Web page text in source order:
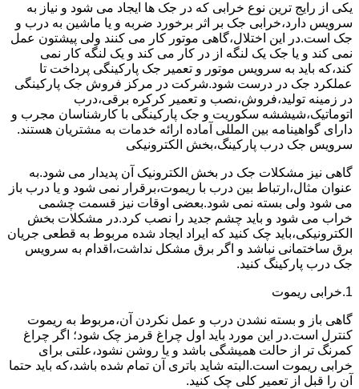
یکی از رایج ترین نوع خرابی که در جک ها ایجاد می شود و نیاز به
سرویس دارد،خرابی جک بر اثر برخورد ضربه و یا ماشین به درب و
جک است.در این اختلال،گاهی موتور کار می کنند ولی پیشتون عمل
نمی کند و یا جک یک لنگه از در کار می کند و یک لنگه کار نمی
کند،که باید به سرویس موتور و تعمیر جک پارکینگی پرداخت تا
عملکرد جک در درست شود.شرکت در مرکز فروش جک پارکینگی
در زمینه تولید،فروش،نصب و تعمیر کرکره برقی،درب
اتوماتیک،شیششه سکوریت و جک پارکینگی با کارشناسان مجرب و
دارای گواهینامه بین المللی آماده ارائه خدمات به مشتریان هستند.
سرویس جک درب پارکینگ،بخش الکترونیکی
گاهی نیز مشکلات جک در بخش الکترونیک آن پدیدار می شود.به
عنوان مثال،ارتباط بین درب با ریموت،برقرار نمی شود و یا درب باز
می شود ولی بسته نمی شود.بعضی اوقات نیز قسمت چشمی
خراب می شود و باید چشم جدید را نصب کرد.در مشکلات بخش
الکترونیکی،باید چک کنید که ایراد ایجاد شده مربوط به قطعی جریان
برق ساختمانی نباشد و اگر برق مشکل نداشت،اقدام به سرویس
جک درب پارکینگ کنید.
1.خرابی ریموت
گاهی باز و بسته نشدن درب و عمل نکردن آن،مربوط به ریموت
کنترل است.در این مورد باید اول چراغ قرمز چک شود؛ اگر چراغ
کمرنگ تر از حالت همیشگی باشد و یا روشن نشود،علتی برای
خرابی ریموت است.البته شاید باتری آن تمام شده باشد،که باید حتما
آن را قبل از تعمیر کلی چک کنید.